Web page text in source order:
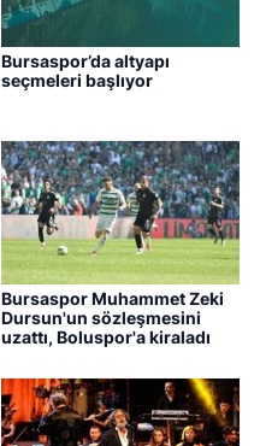
Bursaspor’da altyapı
seçmeleri başlıyor
Bursaspor Muhammet Zeki
Dursun'un sözleşmesini
uzattı, Boluspor'a kiraladı